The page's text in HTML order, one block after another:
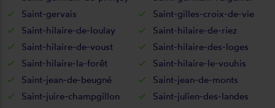
Saint-gervais
Saint-gilles-croix-de-vie
Saint-hilaire-de-loulay
Saint-hilaire-de-riez
Saint-hilaire-de-voust
Saint-hilaire-des-loges
Saint-hilaire-la-forêt
Saint-hilaire-le-vouhis
Saint-jean-de-beugné
Saint-jean-de-monts
Saint-juire-champgillon
Saint-julien-des-landes